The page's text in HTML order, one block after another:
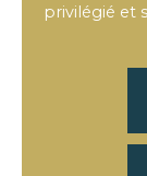
privilégié et